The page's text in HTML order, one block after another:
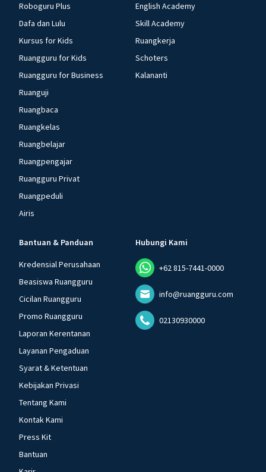
Roboguru Plus
Dafa dan Lulu
Kursus for Kids
Ruangguru for Kids
Ruangguru for Business
Ruanguji
Ruangbaca
Ruangkelas
Ruangbelajar
Ruangpengajar
Ruangguru Privat
Ruangpeduli
Airis
English Academy
Skill Academy
Ruangkerja
Schoters
Kalananti
Bantuan & Panduan
Kredensial Perusahaan
Beasiswa Ruangguru
Cicilan Ruangguru
Promo Ruangguru
Laporan Kerentanan
Layanan Pengaduan
Syarat & Ketentuan
Kebijakan Privasi
Tentang Kami
Kontak Kami
Press Kit
Bantuan
Hubungi Kami
+62 815-7441-0000
info@ruangguru.com
02130930000